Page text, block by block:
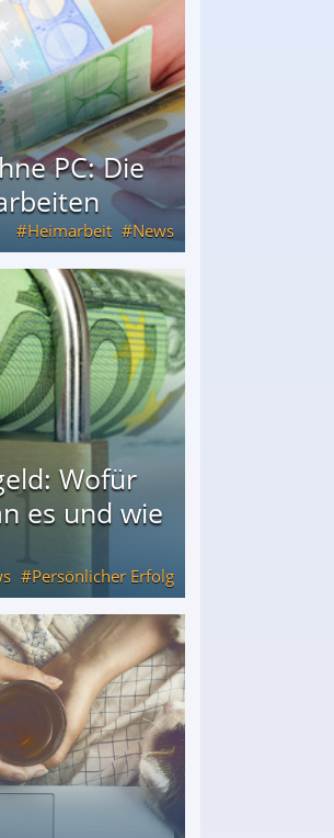
PC: Die
Heimarbeit News
Wofür
es und wie
Persönlicher Erfolg